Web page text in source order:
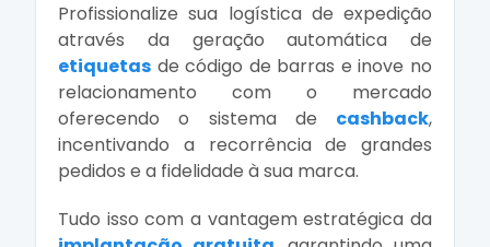
Profissionalize sua logística de expedição
através da geração automática de
etiquetas de código de barras e inove no
relacionamento com o mercado
oferecendo o sistema de cashback,
incentivando a recorrência de grandes
pedidos e a fidelidade à sua marca.
Tudo isso com a vantagem estratégica da